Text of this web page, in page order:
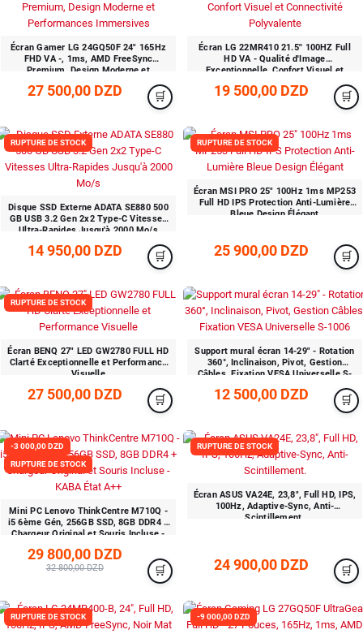
Écran Gamer LG 24GQ50F 24" 165Hz
FHD VA -, 1ms, AMD FreeSync
Premium, Design Moderne et
27 500,00 DZD
Écran LG 22MR410 21.5'' 100HZ Full
HD VA - Qualité d'Image
Exceptionnelle, Confort Visuel et
19 500,00 DZD
RUPTURE DE STOCK
Disque SSD Externe ADATA SE880 500
GB USB 3.2 Gen 2x2 Type-C Vitesses
Ultra-Rapides Jusqu'à 2000 Mo/s
14 950,00 DZD
RUPTURE DE STOCK
Écran MSI PRO 25" 100Hz 1ms MP253
Full HD IPS Protection Anti-Lumière
Bleue Design Élégant
25 900,00 DZD
RUPTURE DE STOCK
Écran BENQ 27" LED GW2780 FULL HD
Clarté Exceptionnelle et Performance
Visuelle
27 500,00 DZD
Support mural écran 14-29" - Rotation
360°, Inclinaison, Pivot, Gestion
Câbles, Fixation VESA Universelle S-
12 500,00 DZD
-3 000,00 DZD
RUPTURE DE STOCK
Mini PC Lenovo ThinkCentre M710Q -
i5 6ème Gén, 256GB SSD, 8GB DDR4 +
Chargeur Original et Souris Incluse -
29 800,00 DZD
32 800,00 DZD
RUPTURE DE STOCK
Écran ASUS VA24E, 23,8", Full HD, IPS,
100Hz, Adaptive-Sync, Anti-
Scintillement.
24 900,00 DZD
RUPTURE DE STOCK -9 000,00 DZD